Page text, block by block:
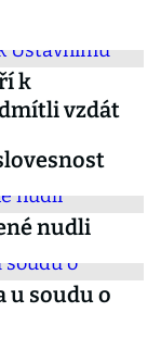
k
vzdát
nudli
u soudu o